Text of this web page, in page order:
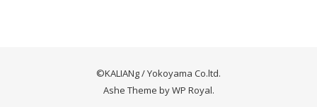
©KALIANg / Yokoyama Co.ltd.
Ashe Theme byWP Royal.